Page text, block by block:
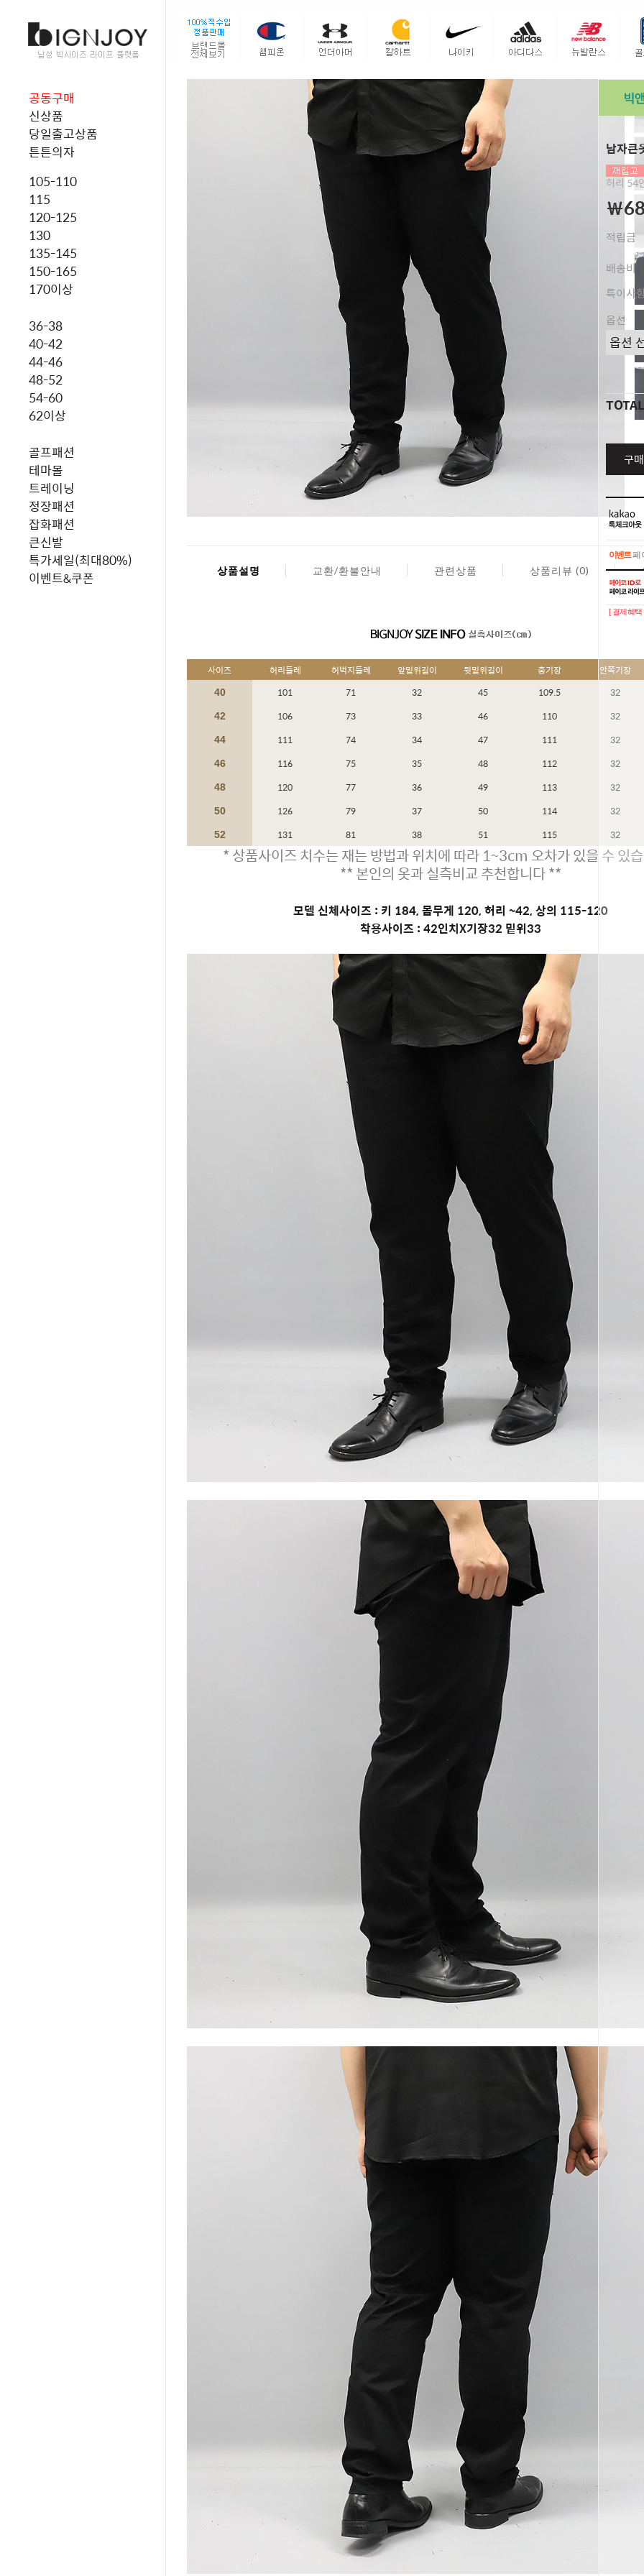
공동구매
신상품
당일출고상품
튼튼의자
105-110
115
120-125
130
135-145
150-165
170이상
36-38
40-42
44-46
48-52
54-60
62이상
골프패션
테마몰
트레이닝
정장패션
잡화패션
큰신발
특가세일(최대80%)
이벤트&쿠폰
남자큰
허리 54
￦
적립금
배송비
특이사
옵션
TOTAL
구
이벤트페
이벤트페
[ 결제혜
상품설명 교환/환불안내 관련상품 상품리뷰 (0)
사이즈 허리둘레 허벅지둘레 앞밑위길이 뒷밑위길이 총기장 안쪽기장
40 101 71 32 45 109.5 32
42 106 73 33 46 110 32
44 111 74 34 47 111 32
46 116 75 35 48 112 32
48 120 77 36 49 113 32
50 126 79 37 50 114 32
52 131 81 38 51 115 32
* 상품사이즈 치수는 재는 방법과 위치에 따라 1~3cm 오차가 있을 수 있
** 본인의 옷과 실측비교 추천합니다 **
모델 신체사이즈 : 키 184, 몸무게 120, 허리 ~42, 상의 115-120
착용사이즈 : 42인치X기장32 밑위33